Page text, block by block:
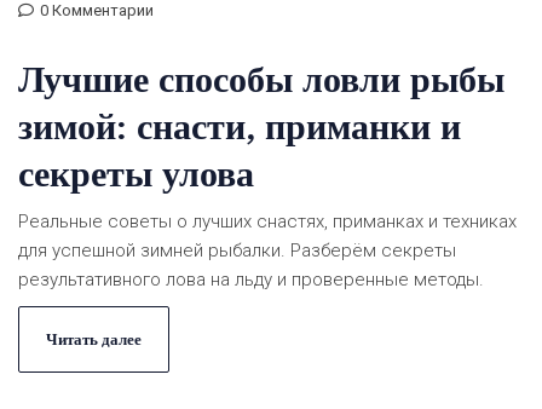
0 Комментарии
Лучшие способы ловли рыбы
зимой: снасти, приманки и
секреты улова
Реальные советы о лучших снастях, приманках и техниках
для успешной зимней рыбалки. Разберём секреты
результативного лова на льду и проверенные методы.
Читать далее